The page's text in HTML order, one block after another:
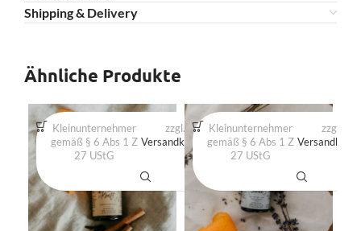
Shipping & Delivery
Ähnliche Produkte
Kleinunternehmer
gemäß § 6 Abs 1 Z
27 UStG
zzgl.
Versandkosten
Produkt
enthält:
50ml
Kleinunternehmer
gemäß § 6 Abs 1 Z
27 UStG
zzgl.